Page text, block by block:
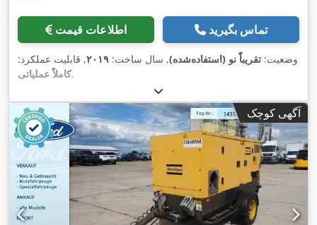
اطلاعات قیمت تماس بگیرید
وضعیت: تقریباً نو (استفاده‌شده), سال ساخت: ۲۰۱۹, قابلیت عملکرد:
کاملاً عملیاتی,
آگهی کوچک